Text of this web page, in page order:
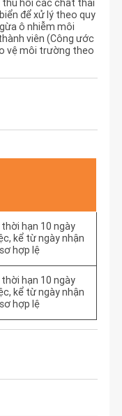
hồi các chất thải
để xử lý theo quy
ô nhiễm môi
viên (Công ước
vệ môi trường theo
hạn 10 ngày
kể từ ngày nhận
hợp lệ
hạn 10 ngày
kể từ ngày nhận
hợp lệ